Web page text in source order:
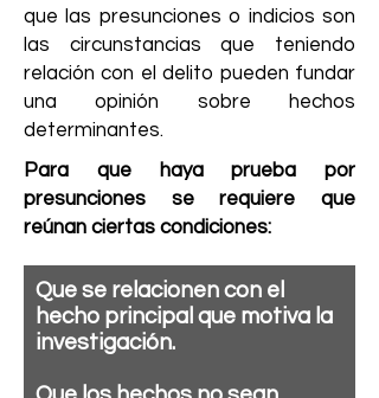
que las presunciones o indicios son
las circunstancias que teniendo
relación con el delito pueden fundar
una opinión sobre hechos
determinantes.
Para que haya prueba por
presunciones se requiere que
reúnan ciertas condiciones:
Que se relacionen con el
hecho principal que motiva la
investigación.